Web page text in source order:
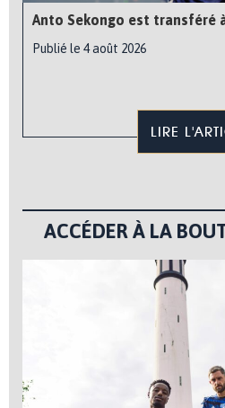
Anto Sekongo est transféré
Publié le 4 août 2026
LIRE
ACCÉDER À LA